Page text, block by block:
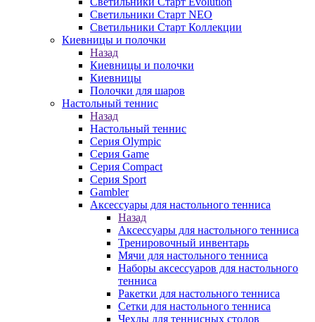
Светильники Старт NEO
Светильники Старт Коллекции
Киевницы и полочки
Назад
Киевницы и полочки
Киевницы
Полочки для шаров
Настольный теннис
Назад
Настольный теннис
Серия Olympic
Серия Game
Серия Compact
Серия Sport
Gambler
Аксессуары для настольного тенниса
Назад
Аксессуары для настольного тенниса
Тренировочный инвентарь
Мячи для настольного тенниса
Наборы аксессуаров для настольного
тенниса
Ракетки для настольного тенниса
Сетки для настольного тенниса
Чехлы для теннисных столов